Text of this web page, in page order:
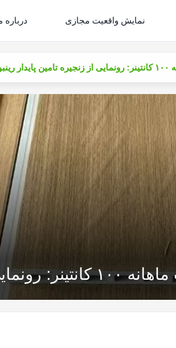
نمایش واقعیت مجازی درباره
رینبو وود